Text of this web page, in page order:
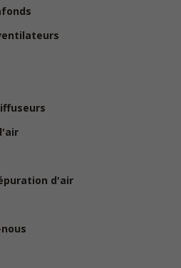
d'air